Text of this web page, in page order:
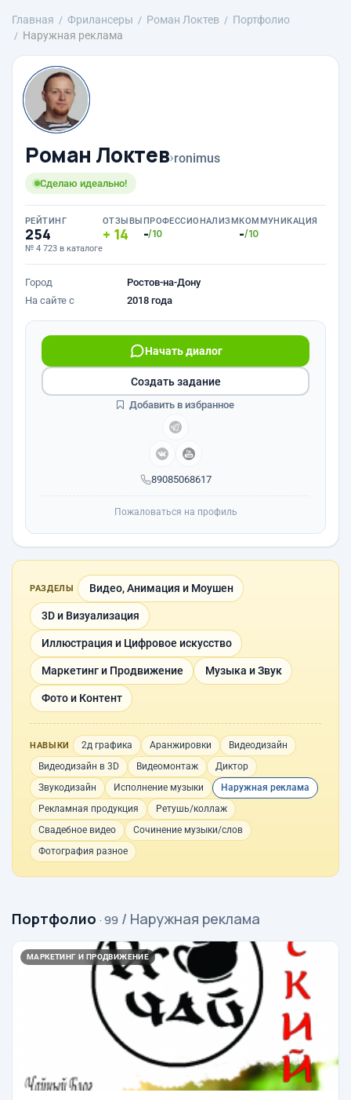
Главная Фрилансеры Роман Локтев
Портфолио
Наружная реклама
Роман Локтев›ronimus
Сделаю идеально!
РЕЙТИНГ
254
№ 4 723 в каталоге
ОТЗЫВЫ
14
ПРОФЕССИОНАЛИЗМ
-/10
КОММУНИКАЦИЯ
-/10
Город
Ростов-на-Дону
На сайте с
2018 года
89085068617
Начать диалог
Создать задание
Добавить в избранное
Пожаловаться на профиль
РАЗДЕЛЫ Видео, Анимация и Моушен
3D и Визуализация
Иллюстрация и Цифровое искусство
Маркетинг и Продвижение Музыка и Звук
Фото и Контент
НАВЫКИ 2д графика Аранжировки
Видеодизайн
Видеодизайн в 3D
Видеомонтаж
Диктор
Звукодизайн
Исполнение музыки
Наружная реклама
Рекламная продукция
Ретушь/коллаж
Свадебное видео
Сочинение музыки/слов
Фотография разное
Портфолио · 99 / Наружная реклама
МАРКЕТИНГ И ПРОДВИЖЕНИЕ